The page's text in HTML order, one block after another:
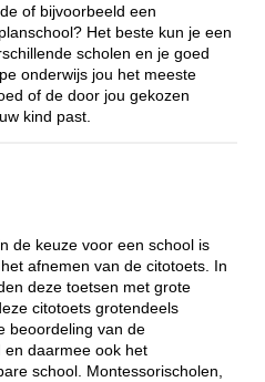
of bijvoorbeeld een
Het beste kun je een
scholen en je goed
onderwijs jou het meeste
of de door jou gekozen
kind past.
de keuze voor een school is
afnemen van de citotoets. In
deze toetsen met grote
citotoets grotendeels
beoordeling van de
en daarmee ook het
school. Montessorischolen,